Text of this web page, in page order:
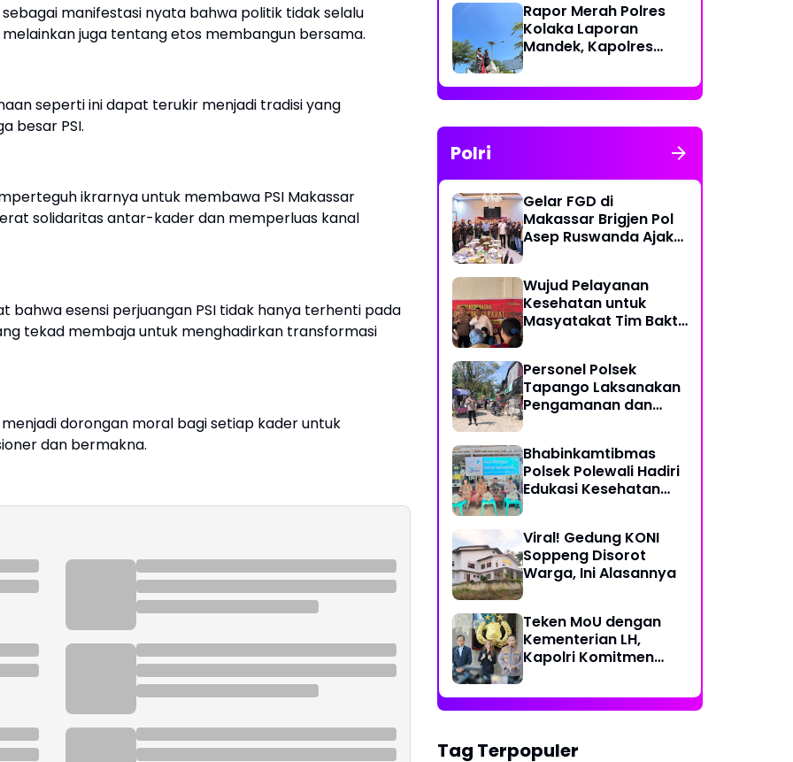
manifestasi nyata bahwa politik tidak selalu
juga tentang etos membangun bersama.
seperti ini dapat terukir menjadi tradisi yang
besar PSI.
ikrarnya untuk membawa PSI Makassar
solidaritas antar-kader dan memperluas kanal
bahwa esensi perjuangan PSI tidak hanya terhenti pada
tekad membaja untuk menghadirkan transformasi
dorongan moral bagi setiap kader untuk
dan bermakna.
Masyarakat
Rapor Merah Polres
Kolaka Laporan
Mandek, Kapolres
Perkap dan Abaikan
Kepastian Hukum
Polri
Gelar FGD di
Makassar Brigjen Pol
Asep Ruswanda Ajak
Wujud Pelayanan
Kesehatan untuk
Masyatakat Tim Bakti
Perjalanan Ekstrem 10
Jam Demi Layani
Warga Desa Kopeang
Personel Polsek
Tapango Laksanakan
Pengamanan dan
Tradisional Pelitakan
Bhabinkamtibmas
Polsek Polewali Hadiri
Edukasi Kesehatan
Kelurahan Sulewatang
Viral! Gedung KONI
Soppeng Disorot
Warga, Ini Alasannya
Teken MoU dengan
Kementerian LH,
Kapolri Komitmen
Lingkungan Hidup Jadi
Lebih Baik
Tag Terpopuler